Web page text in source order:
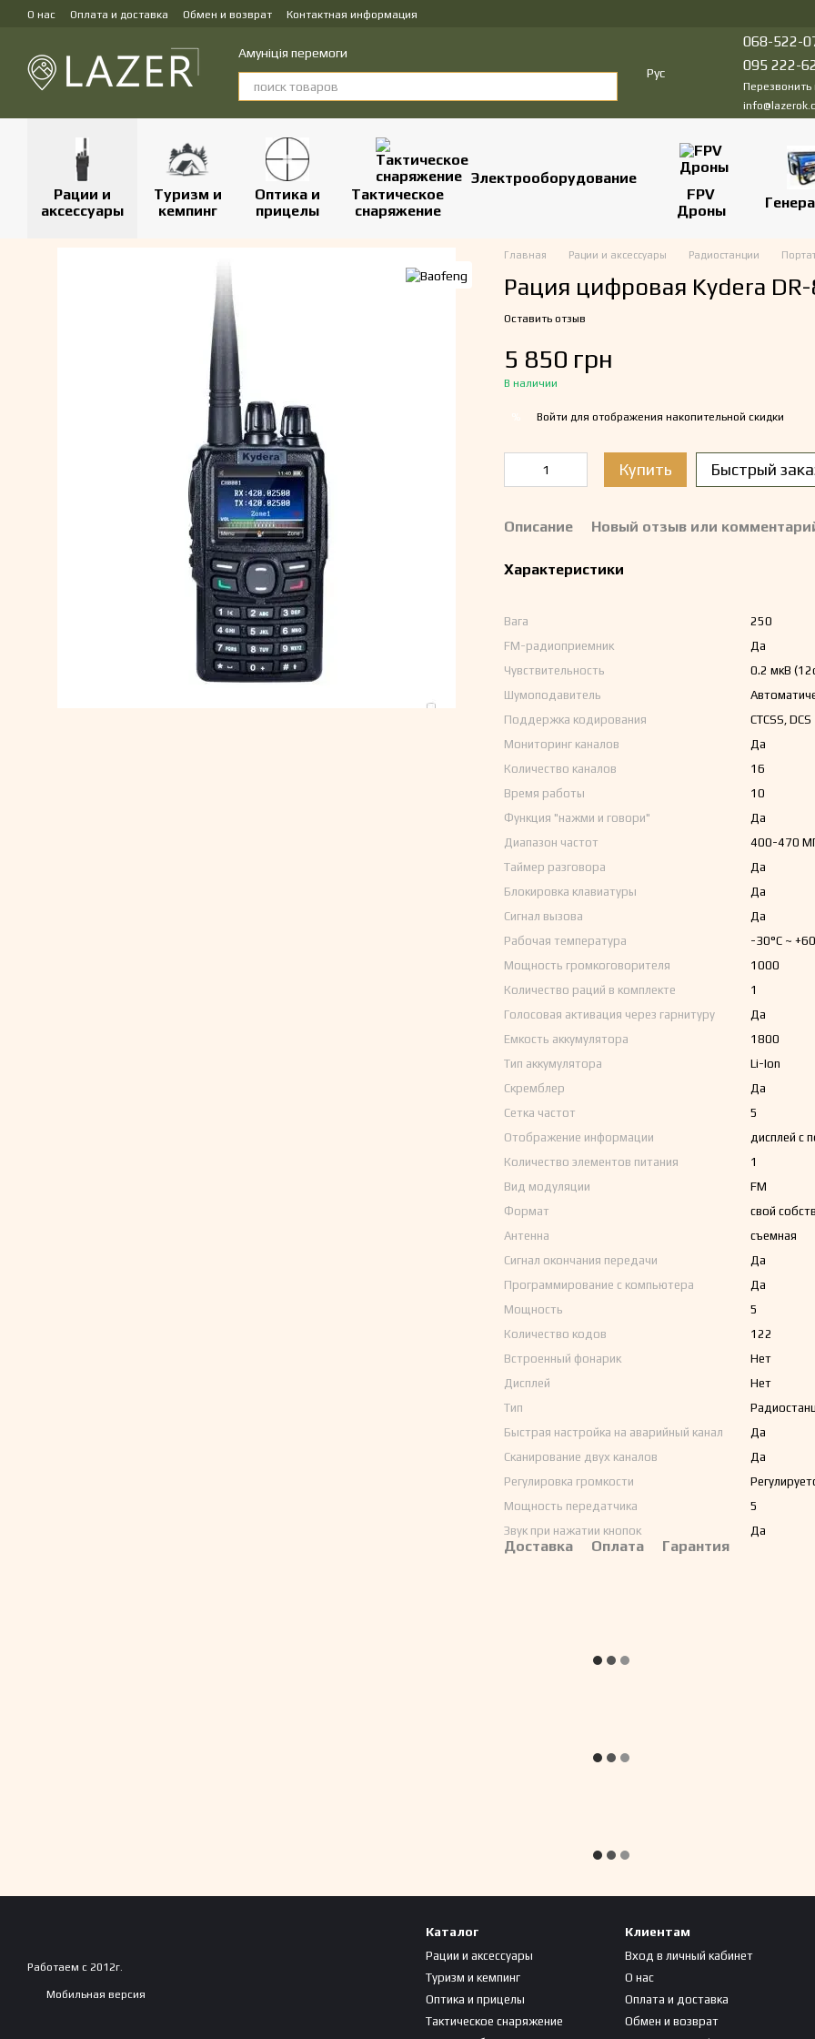
Перейти к основному контенту
О нас Оплата и доставка Обмен и возврат Контактная информация
Амуніція перемоги
Рус
068-522-
095 222-
Перезвонить
Рации и
аксессуары
Туризм и
кемпинг
Оптика и
прицелы
Тактическое
снаряжение
Электрооборудование
FPV
Дроны
Главная Рации и аксессуары Радиостанции
Рация цифровая Kydera
Оставить отзыв
5 850 грн
В наличии
Войти для отображения накопительной скидки
Купить Быстрый
Описание Новый отзыв или
Характеристики
Вага
250
FM-радиоприемник
Да
Чувствительность
0.2 мкВ
Шумоподавитель
Поддержка кодирования
CTCSS, DCS
Мониторинг каналов
Да
Количество каналов
16
Время работы
10
Функция "нажми и говори"
Да
Диапазон частот
400-470
Таймер разговора
Да
Блокировка клавиатуры
Да
Сигнал вызова
Да
Рабочая температура
-30°С ~
Мощность громкоговорителя
1000
Количество раций в комплекте
1
Голосовая активация через гарнитуру
Да
Емкость аккумулятора
1800
Тип аккумулятора
Li-Ion
Скремблер
Да
Сетка частот
5
Отображение информации
дисплей с
Количество элементов питания
1
Вид модуляции
FM
Формат
свой
Антенна
съемная
Сигнал окончания передачи
Да
Программирование с компьютера
Да
Мощность
5
Количество кодов
122
Встроенный фонарик
Нет
Дисплей
Нет
Тип
Быстрая настройка на аварийный канал
Да
Сканирование двух каналов
Да
Регулировка громкости
Мощность передатчика
5
Звук при нажатии кнопок
Да
Доставка Оплата Гарантия
Работаем с 2012г.
Мобильная версия
Каталог
Рации и аксессуары
Туризм и кемпинг
Оптика и прицелы
Тактическое снаряжение
Клиентам
Вход в личный кабинет
О нас
Оплата и доставка
Обмен и возврат